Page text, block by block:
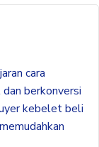
cara
berkonversi
kebelet beli